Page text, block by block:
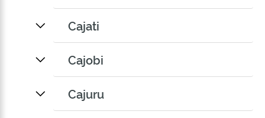
Cajati
Cajobi
Cajuru